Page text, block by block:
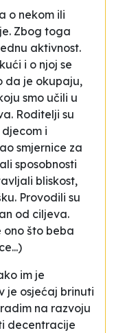
o nekom ili
Zbog toga
aktivnost.
i o njoj se
da je okupaju,
smo učili u
Roditelji su
i
smjernice za
sposobnosti
bliskost,
Provodili su
od ciljeva.
što beba
im je
je osjećaj brinuti
na razvoju
decentracije